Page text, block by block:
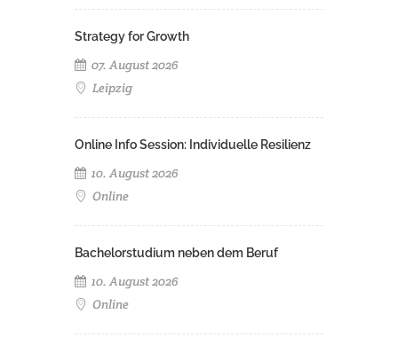
Strategy for Growth
07. August 2026
Leipzig
Online Info Session: Individuelle Resilienz
10. August 2026
Online
Bachelorstudium neben dem Beruf
10. August 2026
Online